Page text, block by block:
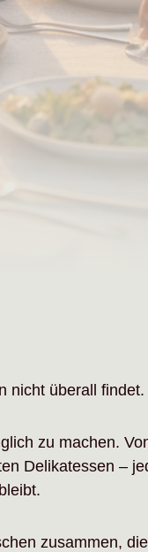
nicht überall findet.
zu machen.
Delikatessen –
zusammen,